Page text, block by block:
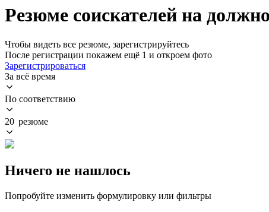
Резюме соискателей на
Чтобы видеть все резюме, зарегистрируйтесь
После регистрации покажем ещё 1 и откроем фото
Зарегистрироваться
За всё время
По соответствию
20 резюме
Ничего не нашлось
Попробуйте изменить формулировку или фильтры